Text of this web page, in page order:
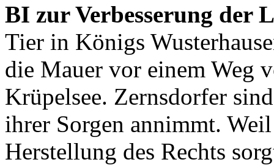
BI zur Verbesserung der
Tier in Königs
die Mauer vor einem Weg
Krüpelsee. Zernsdorfer
ihrer Sorgen annimmt.
Herstellung des Rechts